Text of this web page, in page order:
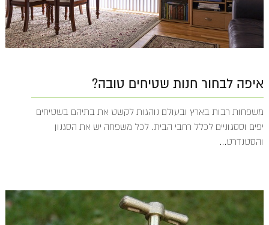
איפה לבחור חנות שטיחים טובה?
משפחות רבות בארץ ובעולם נוהגות לקשט את בתיהם בשטיחים
יפים וססגוניים לכלל רחבי הבית. לכל משפחה יש את הסגנון
והסטנדרט...